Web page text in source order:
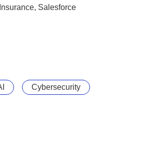
Salesforce
Cybersecurity